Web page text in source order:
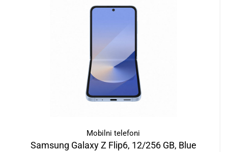
Mobilni telefoni
Samsung Galaxy Z Flip6, 12/256 GB, Blue